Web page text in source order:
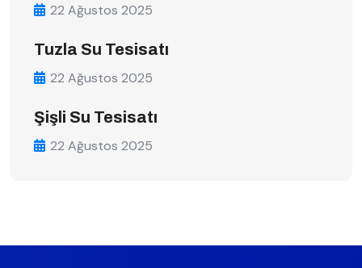
22 Ağustos 2025
Tuzla Su Tesisatı
22 Ağustos 2025
Şişli Su Tesisatı
22 Ağustos 2025